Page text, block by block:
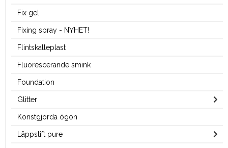
Fix gel
Fixing spray - NYHET!
Flintskalleplast
Fluorescerande smink
Foundation
Glitter
Konstgjorda ögon
Läppstift pure